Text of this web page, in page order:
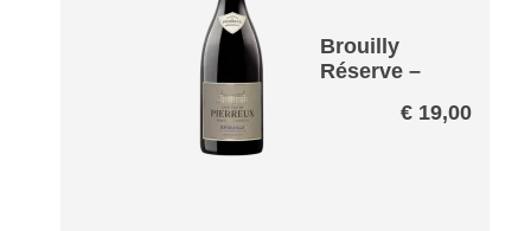
Brouilly
Réserve –
Pierreux€19,00